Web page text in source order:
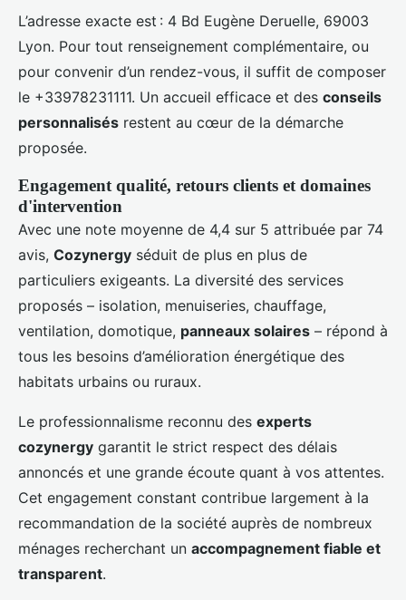
L’adresse exacte est : 4 Bd Eugène Deruelle, 69003
Lyon. Pour tout renseignement complémentaire, ou
pour convenir d’un rendez-vous, il suffit de composer
le +33978231111. Un accueil efficace et des conseils
personnalisés restent au cœur de la démarche
proposée.
Engagement qualité, retours clients et domaines
d'intervention
Avec une note moyenne de 4,4 sur 5 attribuée par 74
avis, Cozynergy séduit de plus en plus de
particuliers exigeants. La diversité des services
proposés – isolation, menuiseries, chauffage,
ventilation, domotique, panneaux solaires – répond à
tous les besoins d’amélioration énergétique des
habitats urbains ou ruraux.
Le professionnalisme reconnu des experts
cozynergy garantit le strict respect des délais
annoncés et une grande écoute quant à vos attentes.
Cet engagement constant contribue largement à la
recommandation de la société auprès de nombreux
ménages recherchant un accompagnement fiable et
transparent.